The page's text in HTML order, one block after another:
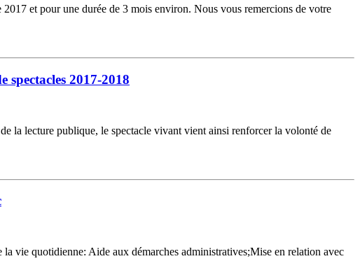
et pour une durée de 3 mois environ. Nous vous remercions de votre
2017-2018
la lecture publique, le spectacle vivant vient ainsi renforcer la volonté de
vie quotidienne: Aide aux démarches administratives;Mise en relation avec